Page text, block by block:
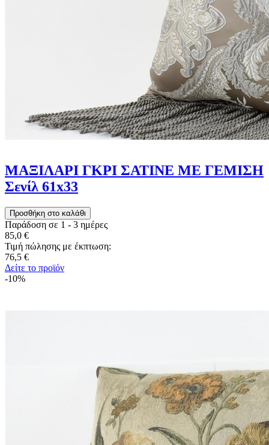
ΜΑΞΙΛΑΡΙ ΓΚΡΙ ΣΑΤΙΝΕ ΜΕ ΓΕΜΙΣΗ
Σενίλ 61x33
Παράδοση σε 1 - 3 ημέρες
85,0 €
Τιμή πώλησης με έκπτωση:
76,5 €
Δείτε το προϊόν
-10%